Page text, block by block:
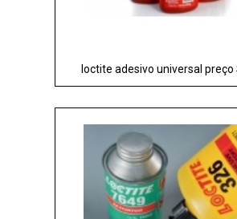
loctite adesivo universal preço